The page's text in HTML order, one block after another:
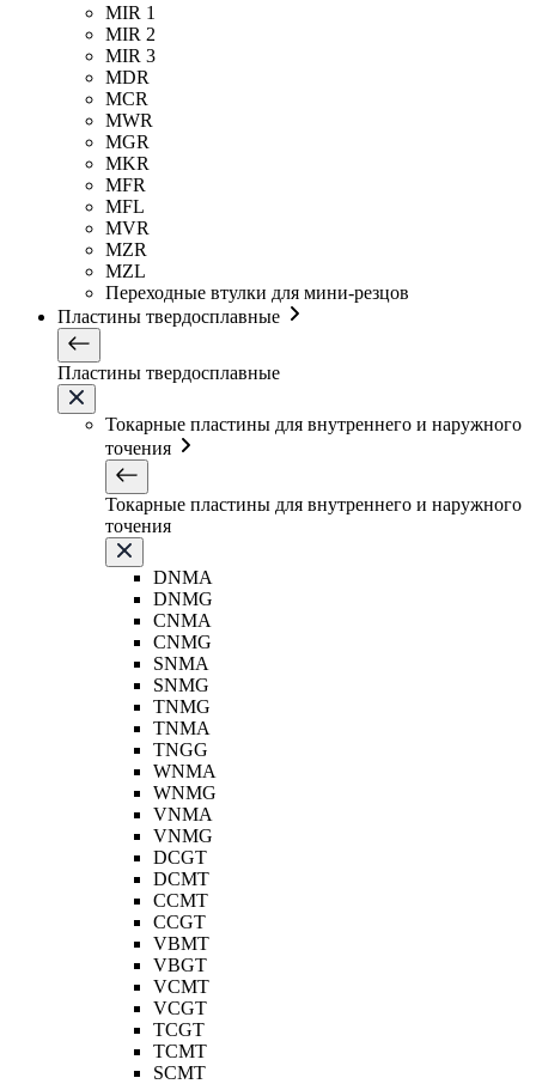
MIR 1
MIR 2
MIR 3
MDR
MCR
MWR
MGR
MKR
MFR
MFL
MVR
MZR
MZL
Переходные втулки для мини-резцов
Пластины твердосплавные
Пластины твердосплавные
Токарные пластины для внутреннего и наружного
точения
Токарные пластины для внутреннего и наружного
точения
DNMA
DNMG
CNMA
CNMG
SNMA
SNMG
TNMG
TNMA
TNGG
WNMA
WNMG
VNMA
VNMG
DCGT
DCMT
CCMT
CCGT
VBMT
VBGT
VCMT
VCGT
TCGT
TCMT
SCMT